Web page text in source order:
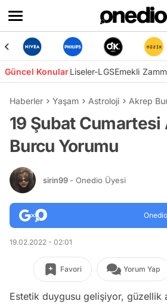
Güncel KonularLiseler-LGSEmekli
Haberler Yaşam Astroloji Akrep
19 Şubat Cumartesi
Burcu Yorumu
sirin99 - Onedio Üyesi
19.02.2022 - 02:01
Favori Yorum Yap
Estetik duygusu gelişiyor, güzellik